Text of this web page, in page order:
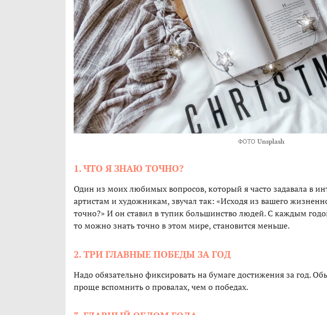
ФОТО Unsplash
1. ЧТО Я ЗНАЮ ТОЧНО?
Один из моих любимых вопросов, который я часто задавала в
артистам и художникам, звучал так: «Исходя из вашего
точно?» И он ставил в тупик большинство людей. С каждым
то можно знать точно в этом мире, становится меньше.
2. ТРИ ГЛАВНЫЕ ПОБЕДЫ ЗА ГОД
Надо обязательно фиксировать на бумаге достижения за год.
проще вспомнить о провалах, чем о победах.